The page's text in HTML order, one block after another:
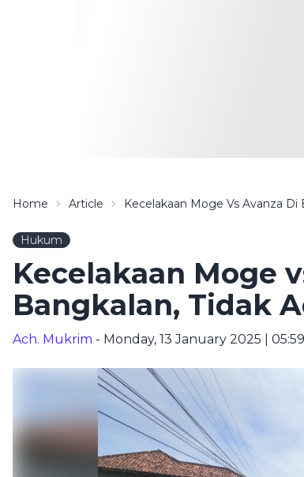
Home Article Kecelakaan Moge Vs Avanza Di
Hukum
Kecelakaan Moge
Bangkalan, Tidak
Ach. Mukrim - Monday, 13 January 2025 |